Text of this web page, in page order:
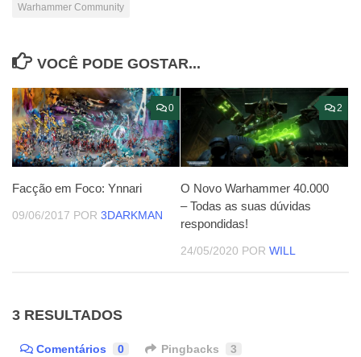
Warhammer Community
VOCÊ PODE GOSTAR...
0
Facção em Foco: Ynnari
09/06/2017 POR 3DARKMAN
2
O Novo Warhammer 40.000
– Todas as suas dúvidas
respondidas!
24/05/2020 POR WILL
3 RESULTADOS
Comentários 0 Pingbacks 3